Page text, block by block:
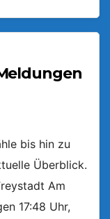
bis hin zu
Überblick.
Am
17:48 Uhr,